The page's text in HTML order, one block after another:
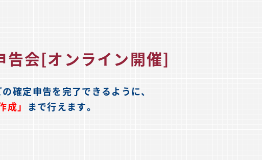
告会[オンライン開催]
確定申告を完了できるように、
」 まで行えます。